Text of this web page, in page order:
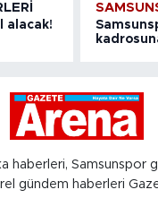
alacak!
haberleri, Samsunspor
gündem haberleri